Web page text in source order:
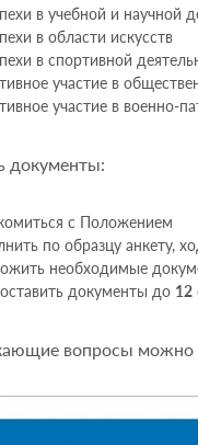
в учебной и научной
в области искусств
в спортивной
участие в
участие в военно-
документы:
с Положением
по образцу анкету,
необходимые
документы до 12
вопросы можно